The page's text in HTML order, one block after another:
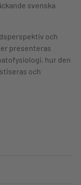
svenska
och
presenteras
hur den
och
av
om dysfagi,